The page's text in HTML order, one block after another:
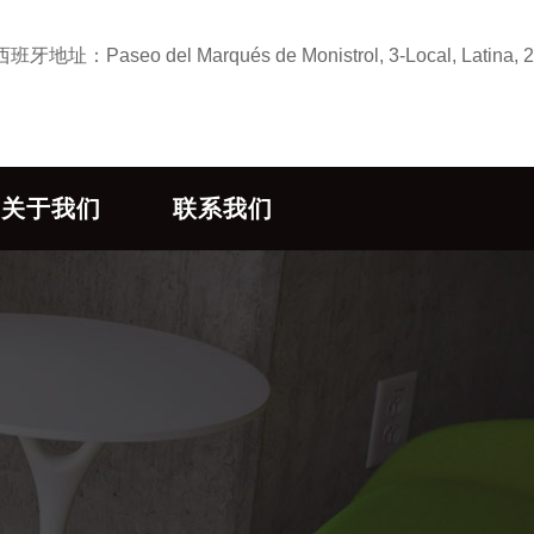
牙地址：Paseo del Marqués de Monistrol, 3-Local, Latina,
关于我们 联系我们